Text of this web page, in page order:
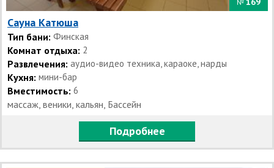
№
Сауна Катюша
Тип бани: Финская
Комнат отдыха: 2
Развлечения: аудио-видео техника, караоке, нарды
Кухня: мини-бар
Вместимость: 6
массаж, веники, кальян, Бассейн
Подробнее